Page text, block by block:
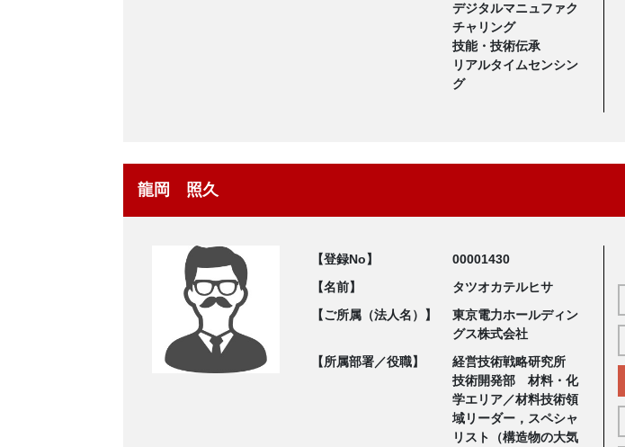
デジタルマニュファク
チャリング
技能・技術伝承
リアルタイムセンシン
グ
龍岡 照久
【登録No】
00001430
【名前】
タツオカテルヒサ
【ご所属（法人名）】
東京電力ホールディン
グス株式会社
【所属部署／役職】
経営技術戦略研究所
技術開発部 材料・化
学エリア／材料技術領
域リーダー，スペシャ
リスト（構造物の大気